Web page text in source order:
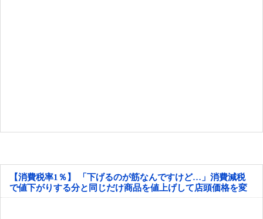
【消費税率1％】 「下げるのが筋なんですけど…」消費減税
で値下がりする分と同じだけ商品を値上げして店頭価格を変
えない店も